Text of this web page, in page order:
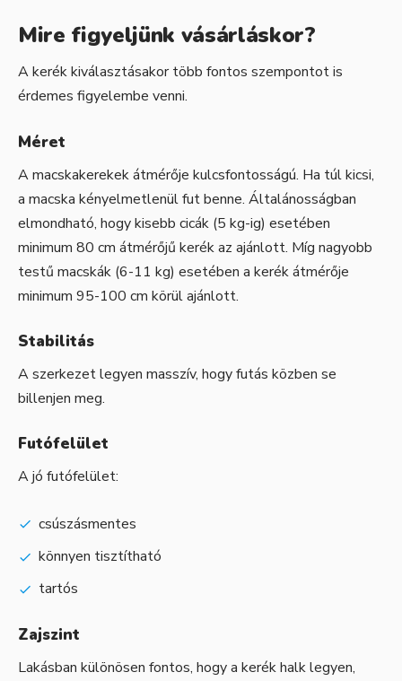
Mire figyeljünk vásárláskor?
A kerék kiválasztásakor több fontos szempontot is
érdemes figyelembe venni.
Méret
A macskakerekek átmérője kulcsfontosságú. Ha túl kicsi,
a macska kényelmetlenül fut benne. Általánosságban
elmondható, hogy kisebb cicák (5 kg-ig) esetében
minimum 80 cm átmérőjű kerék az ajánlott. Míg nagyobb
testű macskák (6-11 kg) esetében a kerék átmérője
minimum 95-100 cm körül ajánlott.
Stabilitás
A szerkezet legyen masszív, hogy futás közben se
billenjen meg.
Futófelület
A jó futófelület:
csúszásmentes
könnyen tisztítható
tartós
Zajszint
Lakásban különösen fontos, hogy a kerék halk legyen,